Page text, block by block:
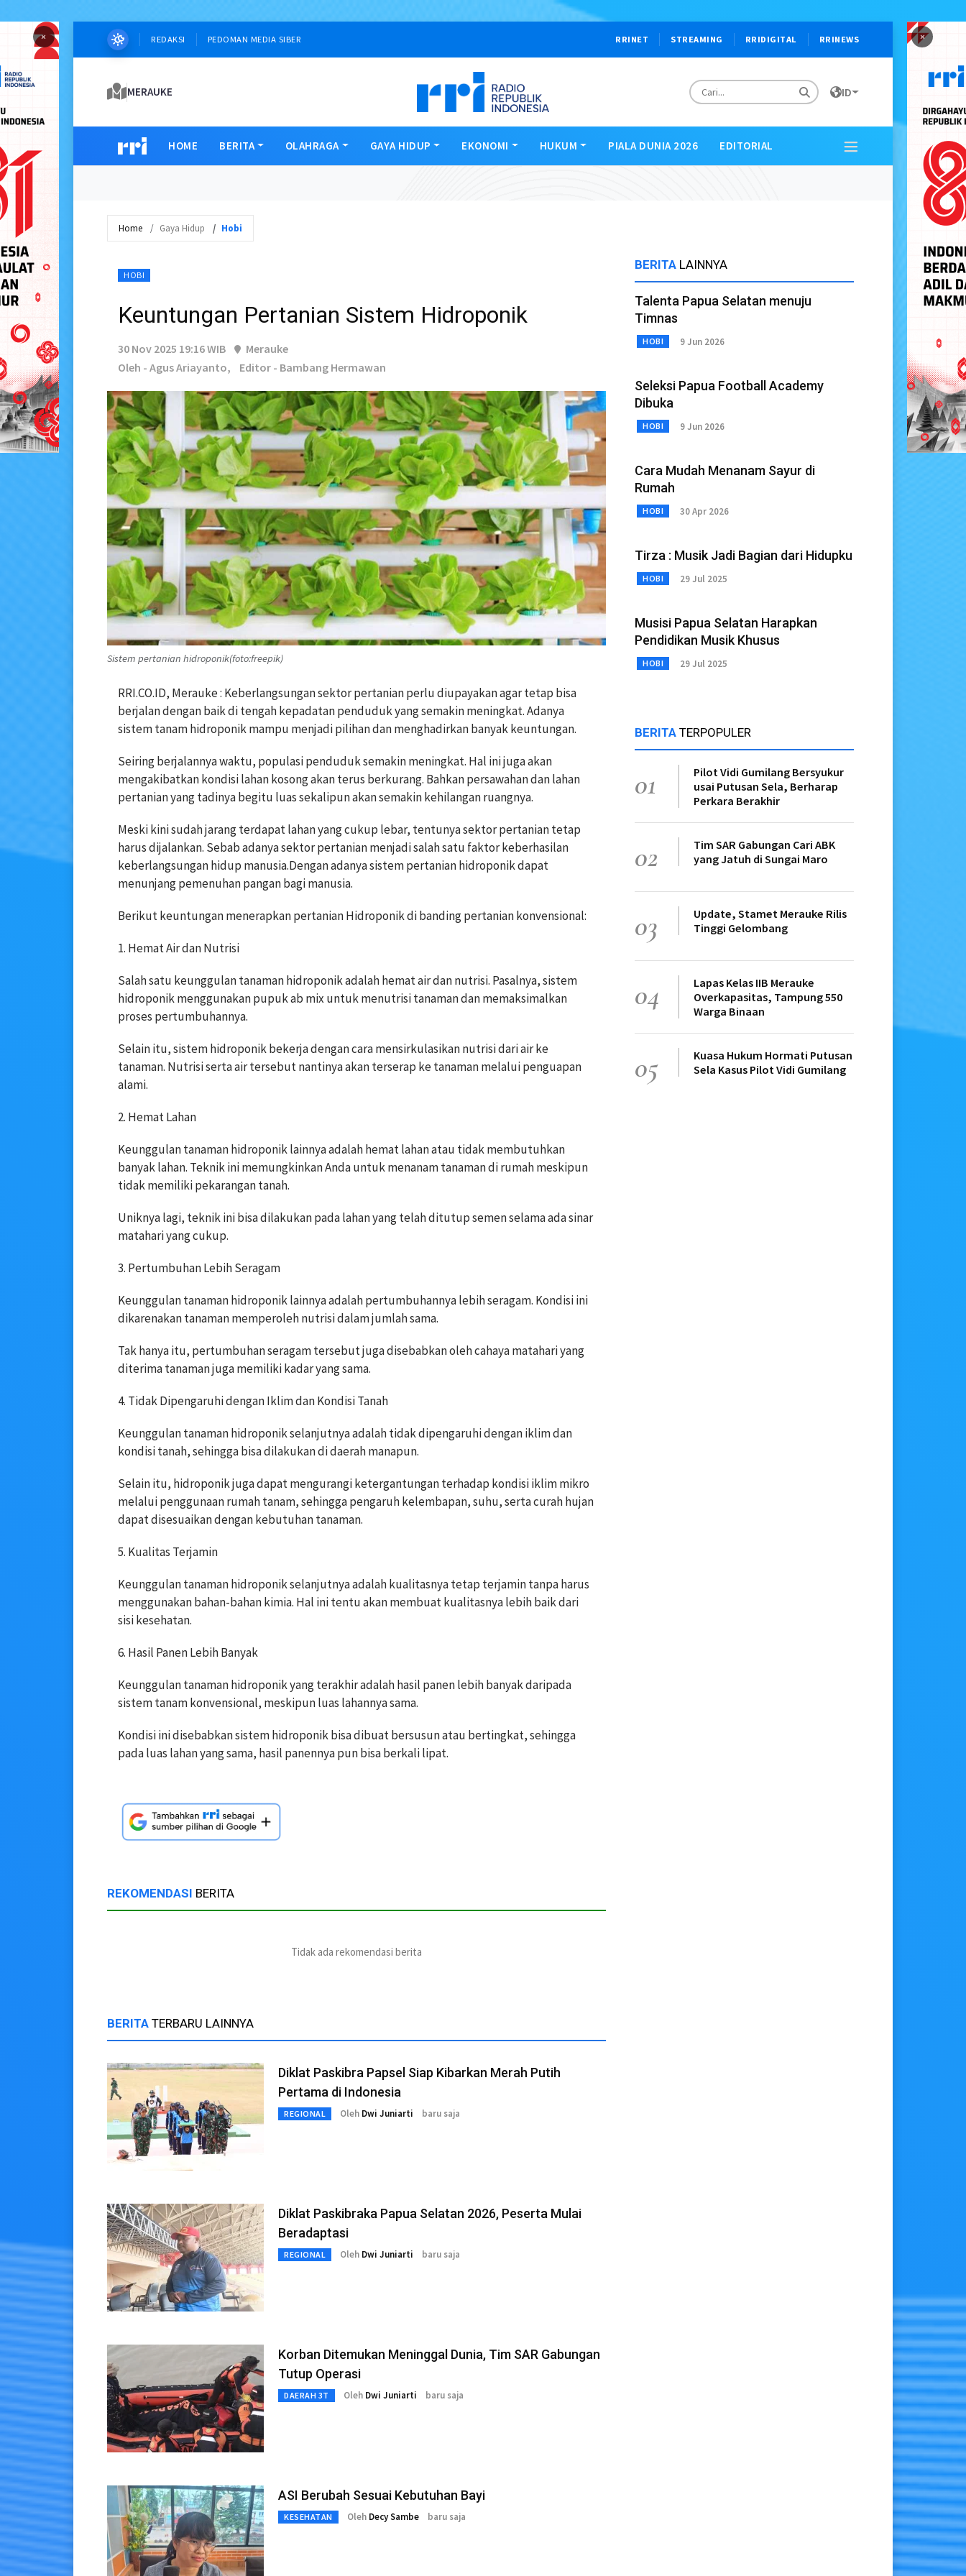
× ×
REDAKSI PEDOMAN MEDIA SIBER RRINET STREAMING RRIDIGITAL RRINEWS
MERAUKE ID
HOME BERITA OLAHRAGA GAYA HIDUP EKONOMI HUKUM PIALA DUNIA 2026 EDITORIAL
Home Gaya Hidup Hobi
HOBI
Keuntungan Pertanian Sistem Hidroponik
30 Nov 2025 19:16 WIB
Merauke
Oleh - Agus Ariayanto,
Editor - Bambang Hermawan
Sistem pertanian hidroponik(foto:freepik)
RRI.CO.ID, Merauke : Keberlangsungan sektor pertanian perlu diupayakan agar tetap bisa
berjalan dengan baik di tengah kepadatan penduduk yang semakin meningkat. Adanya
sistem tanam hidroponik mampu menjadi pilihan dan menghadirkan banyak keuntungan.
Seiring berjalannya waktu, populasi penduduk semakin meningkat. Hal ini juga akan
mengakibatkan kondisi lahan kosong akan terus berkurang. Bahkan persawahan dan lahan
pertanian yang tadinya begitu luas sekalipun akan semakin kehilangan ruangnya.
Meski kini sudah jarang terdapat lahan yang cukup lebar, tentunya sektor pertanian tetap
harus dijalankan. Sebab adanya sektor pertanian menjadi salah satu faktor keberhasilan
keberlangsungan hidup manusia.Dengan adanya sistem pertanian hidroponik dapat
menunjang pemenuhan pangan bagi manusia.
Berikut keuntungan menerapkan pertanian Hidroponik di banding pertanian konvensional:
1. Hemat Air dan Nutrisi
Salah satu keunggulan tanaman hidroponik adalah hemat air dan nutrisi. Pasalnya, sistem
hidroponik menggunakan pupuk ab mix untuk menutrisi tanaman dan memaksimalkan
proses pertumbuhannya.
Selain itu, sistem hidroponik bekerja dengan cara mensirkulasikan nutrisi dari air ke
tanaman. Nutrisi serta air tersebut nantinya akan terserap ke tanaman melalui penguapan
alami.
2. Hemat Lahan
Keunggulan tanaman hidroponik lainnya adalah hemat lahan atau tidak membutuhkan
banyak lahan. Teknik ini memungkinkan Anda untuk menanam tanaman di rumah meskipun
tidak memiliki pekarangan tanah.
Uniknya lagi, teknik ini bisa dilakukan pada lahan yang telah ditutup semen selama ada sinar
matahari yang cukup.
3. Pertumbuhan Lebih Seragam
Keunggulan tanaman hidroponik lainnya adalah pertumbuhannya lebih seragam. Kondisi ini
dikarenakan tanaman memperoleh nutrisi dalam jumlah sama.
Tak hanya itu, pertumbuhan seragam tersebut juga disebabkan oleh cahaya matahari yang
diterima tanaman juga memiliki kadar yang sama.
4. Tidak Dipengaruhi dengan Iklim dan Kondisi Tanah
Keunggulan tanaman hidroponik selanjutnya adalah tidak dipengaruhi dengan iklim dan
kondisi tanah, sehingga bisa dilakukan di daerah manapun.
Selain itu, hidroponik juga dapat mengurangi ketergantungan terhadap kondisi iklim mikro
melalui penggunaan rumah tanam, sehingga pengaruh kelembapan, suhu, serta curah hujan
dapat disesuaikan dengan kebutuhan tanaman.
5. Kualitas Terjamin
Keunggulan tanaman hidroponik selanjutnya adalah kualitasnya tetap terjamin tanpa harus
menggunakan bahan-bahan kimia. Hal ini tentu akan membuat kualitasnya lebih baik dari
sisi kesehatan.
6. Hasil Panen Lebih Banyak
Keunggulan tanaman hidroponik yang terakhir adalah hasil panen lebih banyak daripada
sistem tanam konvensional, meskipun luas lahannya sama.
Kondisi ini disebabkan sistem hidroponik bisa dibuat bersusun atau bertingkat, sehingga
pada luas lahan yang sama, hasil panennya pun bisa berkali lipat.
REKOMENDASI BERITA
Tidak ada rekomendasi berita
BERITA TERBARU LAINNYA
Diklat Paskibra Papsel Siap Kibarkan Merah Putih
Pertama di Indonesia
REGIONAL Oleh Dwi Juniarti baru saja
Diklat Paskibraka Papua Selatan 2026, Peserta Mulai
Beradaptasi
REGIONAL Oleh Dwi Juniarti baru saja
Korban Ditemukan Meninggal Dunia, Tim SAR Gabungan
Tutup Operasi
DAERAH 3T Oleh Dwi Juniarti baru saja
ASI Berubah Sesuai Kebutuhan Bayi
KESEHATAN Oleh Decy Sambe baru saja
BERITA LAINNYA
Talenta Papua Selatan menuju
Timnas
HOBI 9 Jun 2026
Seleksi Papua Football Academy
Dibuka
HOBI 9 Jun 2026
Cara Mudah Menanam Sayur di
Rumah
HOBI 30 Apr 2026
Tirza : Musik Jadi Bagian dari Hidupku
HOBI 29 Jul 2025
Musisi Papua Selatan Harapkan
Pendidikan Musik Khusus
HOBI 29 Jul 2025
BERITA TERPOPULER
01
Pilot Vidi Gumilang Bersyukur
usai Putusan Sela, Berharap
Perkara Berakhir
02
Tim SAR Gabungan Cari ABK
yang Jatuh di Sungai Maro
03
Update, Stamet Merauke Rilis
Tinggi Gelombang
04
Lapas Kelas IIB Merauke
Overkapasitas, Tampung 550
Warga Binaan
05
Kuasa Hukum Hormati Putusan
Sela Kasus Pilot Vidi Gumilang